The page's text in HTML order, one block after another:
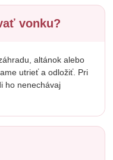
vonku?
altánok alebo
utrieť a odložiť. Pri
ho nenechávaj